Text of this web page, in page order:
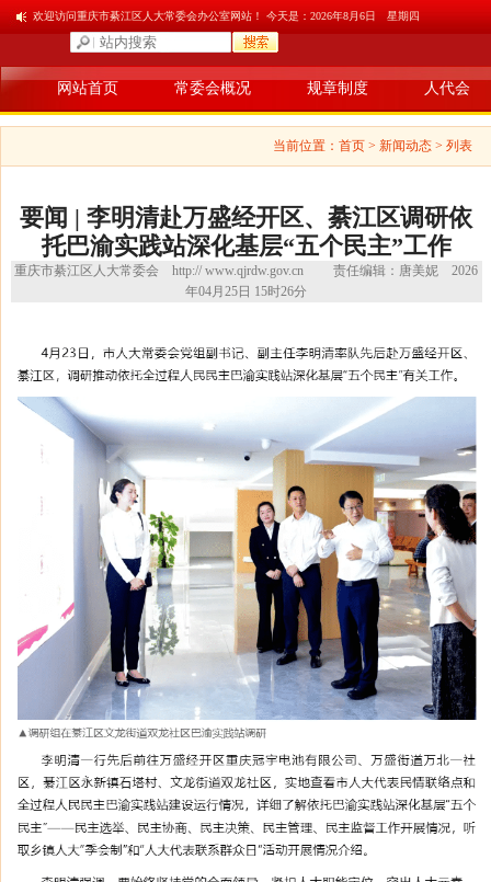
欢迎访问重庆市綦江区人大常委会办公室网站！ 今天是： 2026年8月6日 星期四
网站首页 常委会概况 规章制度 人代会
当前位置： 首页 > 新闻动态 > 列表
要闻 | 李明清赴万盛经开区、綦江区调研依
托巴渝实践站深化基层“五个民主”工作
重庆市綦江区人大常委会 http:// www.qjrdw.gov.cn 责任编辑：唐美妮
2026
年04月25日 15时26分